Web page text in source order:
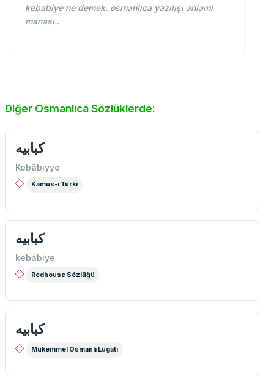
kebabiye ne demek. osmanlıca yazılışı anlamı
manası..
Diğer Osmanlıca Sözlüklerde:
كبابيه
Kebâbiyye
Kamus-ı Türki
كبابيه
kebabiye
Redhouse Sözlüğü
كبابيه
Mükemmel Osmanlı Lugatı